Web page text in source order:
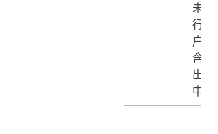
未运
行、
户未
含在
出
中）